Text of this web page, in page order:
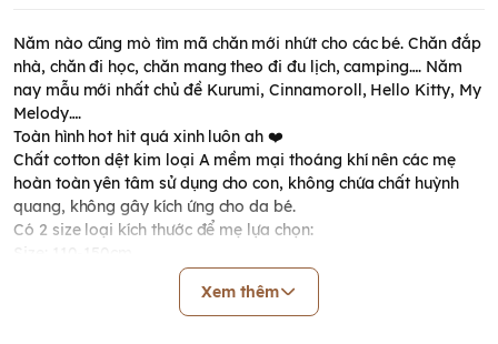
Năm nào cũng mò tìm mã chăn mới nhứt cho các bé. Chăn đắp
nhà, chăn đi học, chăn mang theo đi đu lịch, camping…. Năm
nay mẫu mới nhất chủ đề Kurumi, Cinnamoroll, Hello Kitty, My
Melody….
Toàn hình hot hit quá xinh luôn ah ❤️
Chất cotton dệt kim loại A mềm mại thoáng khí nên các mẹ
hoàn toàn yên tâm sử dụng cho con, không chứa chất huỳnh
quang, không gây kích ứng cho da bé.
Có 2 size loại kích thước để mẹ lựa chọn:
Xem thêm